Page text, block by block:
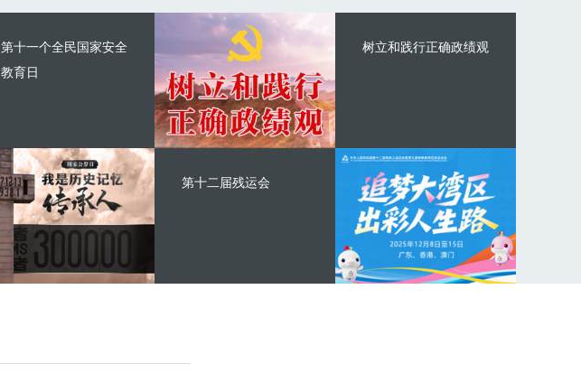
第十一个全民国家安全
教育日
树立和践行正确政绩观
第十二届残运会